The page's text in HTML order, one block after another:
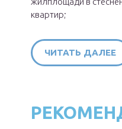
квартир;
ЧИТАТЬ ДАЛЕЕ